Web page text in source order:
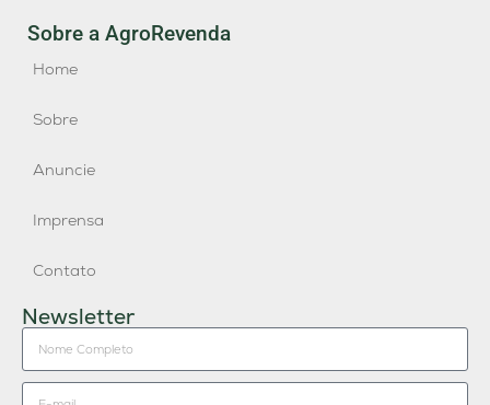
Sobre a AgroRevenda
Home
Sobre
Anuncie
Imprensa
Contato
Newsletter